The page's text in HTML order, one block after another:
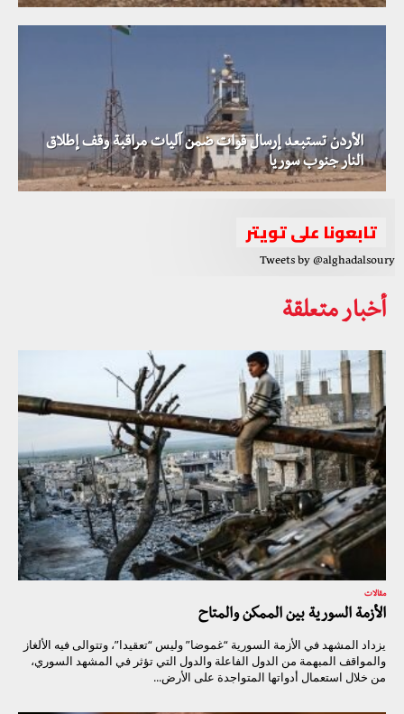
الأردن تستبعد إرسال قوات ضمن آليات مراقبة وقف إطلاق
النار جنوب سوريا
تابعونا على تويتر
Tweets by @alghadalsoury
أخبار متعلقة
مقالات
الأزمة السورية بين الممكن والمتاح
يزداد المشهد في الأزمة السورية “غموضا” وليس “تعقيدا”، وتتوالى فيه الألغاز
والمواقف المبهمة من الدول الفاعلة والدول التي تؤثر في المشهد السوري،
من خلال استعمال أدواتها المتواجدة على الأرض...